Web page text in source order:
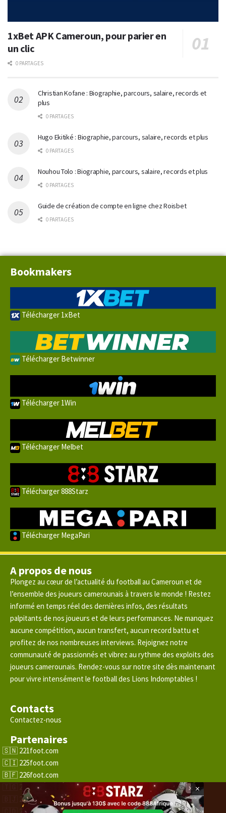
1xBet APK Cameroun, pour parier en
un clic
0 PARTAGES
Christian Kofane : Biographie, parcours, salaire, records et
plus
0 PARTAGES
Hugo Ekitiké : Biographie, parcours, salaire, records et plus
0 PARTAGES
Nouhou Tolo : Biographie, parcours, salaire, records et plus
0 PARTAGES
Guide de création de compte en ligne chez Roisbet
0 PARTAGES
Bookmakers
Télécharger 1xBet
Télécharger Betwinner
Télécharger 1Win
Télécharger Melbet
Télécharger 888Starz
Télécharger MegaPari
A propos de nous
Plongez au cœur de l’actualité du football au Cameroun et de
l’ensemble des joueurs camerounais à travers le monde ! Restez
informé en temps réel des dernières infos, des résultats
palpitants de nos joueurs et de leurs performances. Ne manquez
aucune compétition, aucun transfert, aucun record battu et
profitez de nos nombreuses interviews. Rejoignez notre
communauté de passionnés et vibrez au rythme des exploits des
joueurs camerounais. Rendez-vous sur notre site dès maintenant
pour vivre intensément le football des Lions Indomptables !
Contacts
Contactez-nous
Partenaires
221foot.com
225foot.com
226foot.com
228foot.com
229foot.com
×